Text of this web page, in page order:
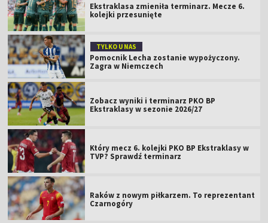
Ekstraklasa zmieniła terminarz. Mecze 6.
kolejki przesunięte
TYLKO U NAS
Pomocnik Lecha zostanie wypożyczony.
Zagra w Niemczech
Zobacz wyniki i terminarz PKO BP
Ekstraklasy w sezonie 2026/27
Który mecz 6. kolejki PKO BP Ekstraklasy w
TVP? Sprawdź terminarz
Raków z nowym piłkarzem. To reprezentant
Czarnogóry